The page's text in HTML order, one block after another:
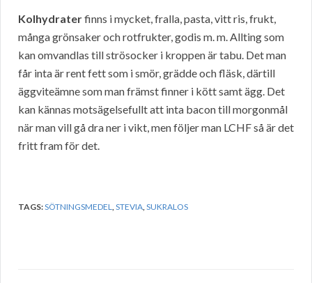
Kolhydraterfinns i mycket, fralla, pasta, vitt ris, frukt,
många grönsaker och rotfrukter, godis m. m. Allting som
kan omvandlas till strösocker i kroppen är tabu. Det man
får inta är rent fett som i smör, grädde och fläsk, därtill
äggviteämne som man främst finner i kött samt ägg. Det
kan kännas motsägelsefullt att inta bacon till morgonmål
när man vill gå dra ner i vikt, men följer man LCHF så är det
fritt fram för det.
TAGS:SÖTNINGSMEDEL,STEVIA,SUKRALOS